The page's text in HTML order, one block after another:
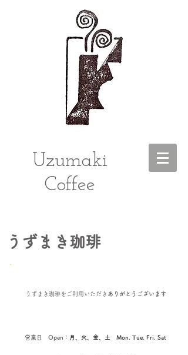
Uzumaki
Coffee
うずまき珈琲
うずまき珈琲を ご利用いただき ありがとうございます
営業日 Open： 月、火、金、土 Mon. Tue. Fri. Sat